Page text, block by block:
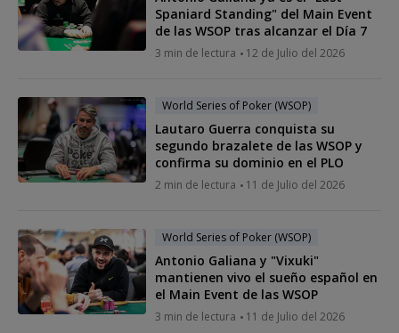
Spaniard Standing" del Main Event
de las WSOP tras alcanzar el Día 7
3 min de lectura 12 de Julio del 2026
World Series of Poker (WSOP)
Lautaro Guerra conquista su
segundo brazalete de las WSOP y
confirma su dominio en el PLO
2 min de lectura 11 de Julio del 2026
World Series of Poker (WSOP)
Antonio Galiana y "Vixuki"
mantienen vivo el sueño español en
el Main Event de las WSOP
3 min de lectura 11 de Julio del 2026